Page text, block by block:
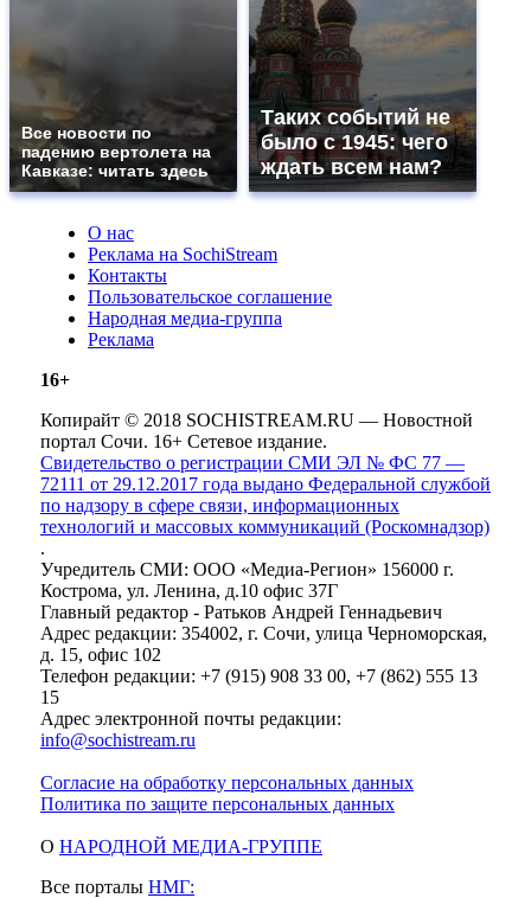
Все новости по
падению вертолета на
Кавказе: читать здесь
Таких событий не
было с 1945: чего
ждать всем нам?
О нас
Реклама на SochiStream
Контакты
Пользовательское соглашение
Народная медиа-группа
Реклама
16+
Копирайт © 2018 SOCHISTREAM.RU — Новостной
портал Сочи. 16+ Сетевое издание.
Свидетельство о регистрации СМИ ЭЛ № ФС 77 —
72111 от 29.12.2017 года выдано Федеральной службой
по надзору в сфере связи, информационных
технологий и массовых коммуникаций (Роскомнадзор)
.
Учредитель СМИ: ООО «Медиа-Регион» 156000 г.
Кострома, ул. Ленина, д.10 офис 37Г
Главный редактор - Ратьков Андрей Геннадьевич
Адрес редакции: 354002, г. Сочи, улица Черноморская,
д. 15, офис 102
Телефон редакции: +7 (915) 908 33 00, +7 (862) 555 13
15
Адрес электронной почты редакции:
info@sochistream.ru
Согласие на обработку персональных данных
Политика по защите персональных данных
О НАРОДНОЙ МЕДИА-ГРУППЕ
Все порталы НМГ: